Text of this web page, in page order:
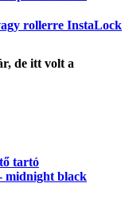
rollerre InstaLock
de itt volt a
tartó
midnight black